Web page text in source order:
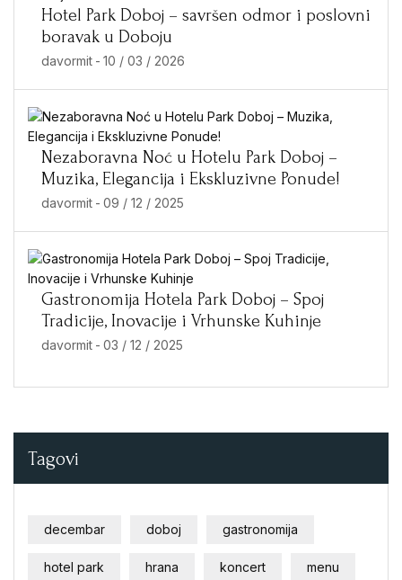
Hotel Park Doboj – savršen odmor i poslovni
boravak u Doboju
davormit - 10 / 03 / 2026
Nezaboravna Noć u Hotelu Park Doboj –
Muzika, Elegancija i Ekskluzivne Ponude!
davormit - 09 / 12 / 2025
Gastronomija Hotela Park Doboj – Spoj
Tradicije, Inovacije i Vrhunske Kuhinje
davormit - 03 / 12 / 2025
Tagovi
decembar doboj gastronomija
hotel park hrana koncert menu